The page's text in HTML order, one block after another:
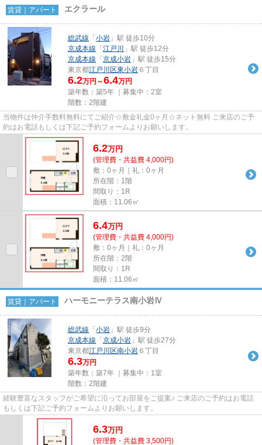
賃貸｜アパート エクラール
総武線 「 小岩 」駅 徒歩10分
京成本線 「 江戸川
」駅 徒歩12分
京成本線 「 京成小岩 」駅 徒歩15分
東京都江戸川区東小岩 ６丁目
6.2万円～6.4万円
築年数：築5年 ｜募集中： 2室
階数：2階建
当物件は仲介手数料無料にてご紹介☆敷金礼金0ヶ月☆ネット無料 ご来店のご予
約はお電話もしくは下記ご予約フォームよりお願いします。
6.2万円
(管理費・共益費 4,000円)
敷：0ヶ月｜礼：0ヶ月
所在階：1階
間取り：1R
面積：11.06㎡
6.4万円
(管理費・共益費 4,000円)
敷：0ヶ月｜礼：0ヶ月
所在階：2階
間取り：1R
面積：11.06㎡
賃貸｜アパート ハーモニーテラス南小岩Ⅳ
総武線 「 小岩 」駅 徒歩9分
京成本線 「 京成小岩 」駅 徒歩27分
東京都江戸川区南小岩 ６丁目
6.3万円
築年数：築7年 ｜募集中： 1室
階数：2階建
経験豊富なスタッフがご希望に沿ってお部屋をご提案♪ ご来店のご予約はお電話
もしくは下記ご予約フォームよりお願いします。
6.3万円
(管理費・共益費 3,500円)